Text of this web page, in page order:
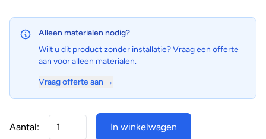
Alleen materialen nodig?
Wilt u dit product zonder installatie? Vraag een offerte
aan voor alleen materialen.
Vraag offerte aan →
Aantal: In winkelwagen